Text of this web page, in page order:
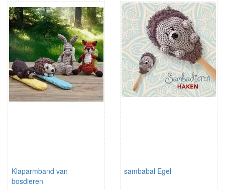
Klaparmband van
bosdieren
sambabal Egel